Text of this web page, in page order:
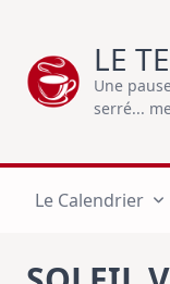
content
LE
Une
serré...
Le Calendrier